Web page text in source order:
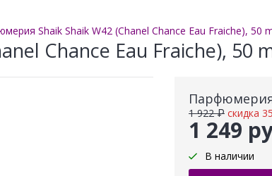
Shaik Shaik W42 (Chanel Chance Eau Fraiche), 50
Chance Eau Fraiche), 50
1 249
1 922 ₽ скидка
В наличии